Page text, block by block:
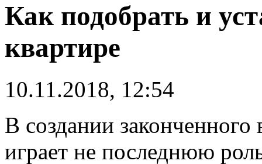
Как подобрать и
квартире
10.11.2018, 12:54
В создании законченного
играет не последнюю